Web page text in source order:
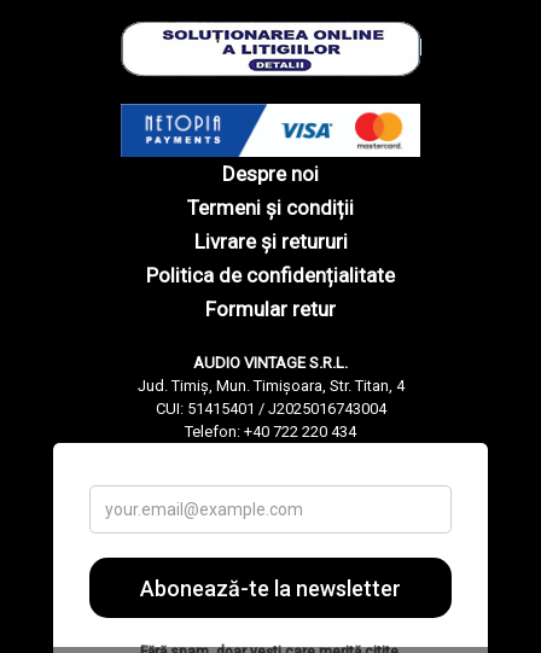
Despre noi
Termeni și condiții
Livrare și retururi
Politica de confidențialitate
Formular retur
AUDIO VINTAGE S.R.L.
Jud. Timiș, Mun. Timișoara, Str. Titan, 4
CUI: 51415401 / J2025016743004
Telefon: +40 722 220 434